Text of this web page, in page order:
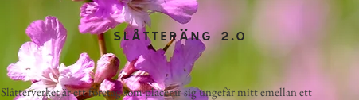
SLÅTTERÄNG 2.0
Slåtterverket är ett företag som placerar sig ungefär mitt emellan ett